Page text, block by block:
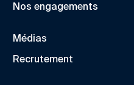
Nos engagements
Médias
Recrutement